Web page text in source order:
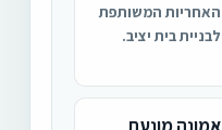
האחריות המשותפת
לבניית בית יציב.